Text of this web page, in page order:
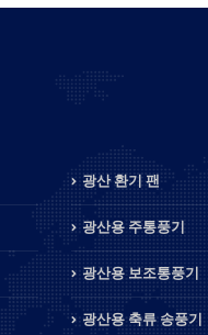
광산 환기 팬
광산용 주통풍기
광산용 보조통풍기
광산용 축류 송풍기